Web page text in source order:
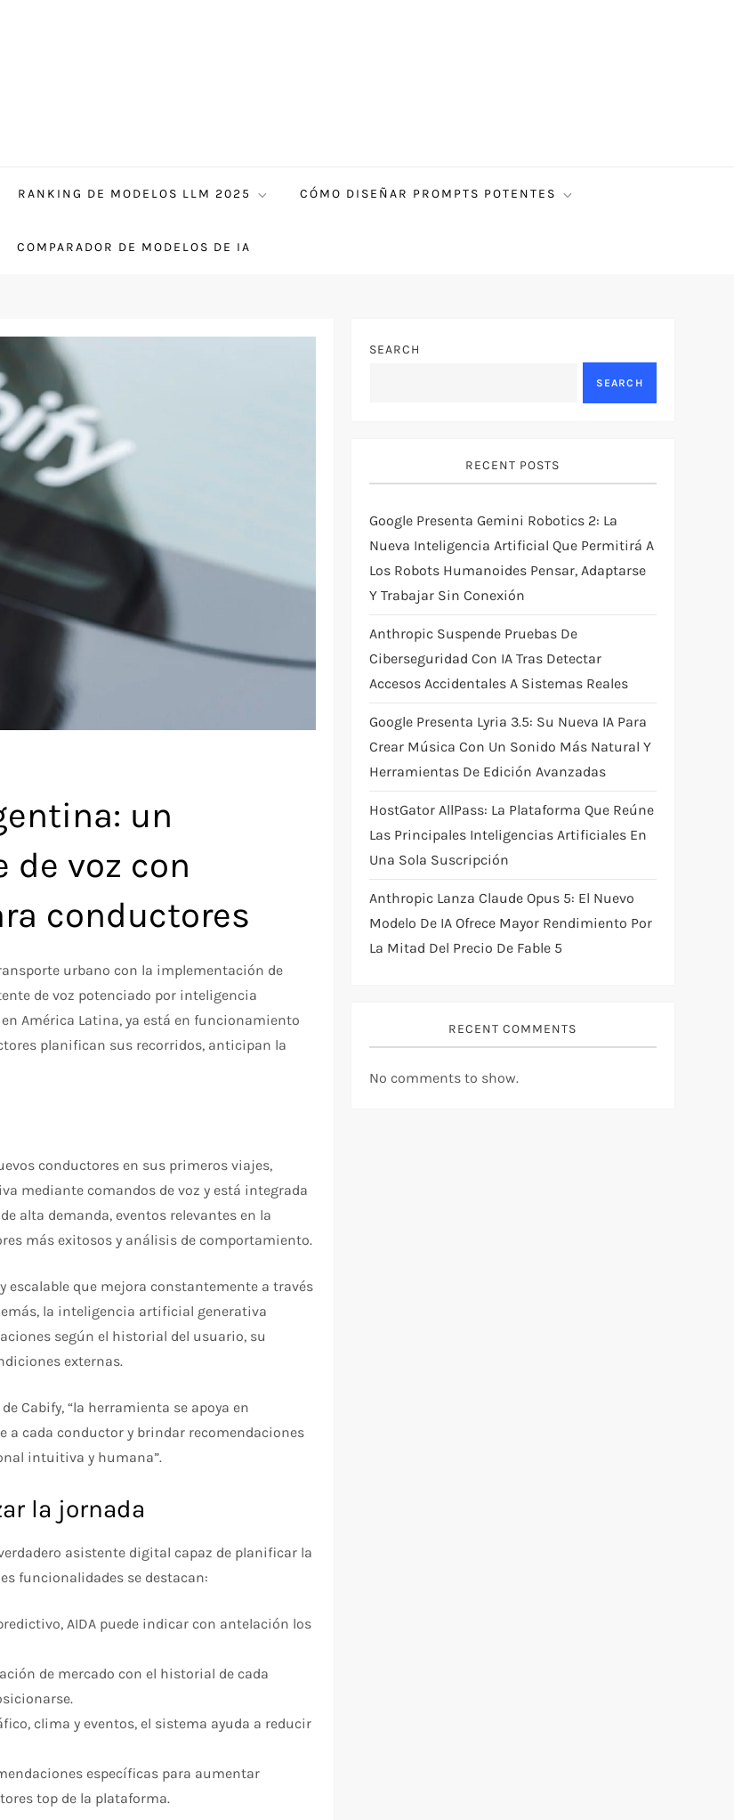
RANKING DE MODELOS LLM 2025 CÓMO DISEÑAR PROMPTS POTENTES
COMPARADOR DE MODELOS DE IA
un
voz con
conductores
urbano con la implementación de
de voz potenciado por inteligencia
América Latina, ya está en funcionamiento
planifican sus recorridos, anticipan la
conductores en sus primeros viajes,
mediante comandos de voz y está integrada
alta demanda, eventos relevantes en la
más exitosos y análisis de comportamiento.
escalable que mejora constantemente a través
la inteligencia artificial generativa
según el historial del usuario, su
externas.
Cabify, “la herramienta se apoya en
cada conductor y brindar recomendaciones
intuitiva y humana”.
la jornada
asistente digital capaz de planificar la
funcionalidades se destacan:
AIDA puede indicar con antelación los
de mercado con el historial de cada
clima y eventos, el sistema ayuda a reducir
específicas para aumentar
top de la plataforma.
SEARCH
SEARCH
RECENT POSTS
Google Presenta Gemini Robotics 2: La
Nueva Inteligencia Artificial Que Permitirá A
Los Robots Humanoides Pensar, Adaptarse
Y Trabajar Sin Conexión
Anthropic Suspende Pruebas De
Ciberseguridad Con IA Tras Detectar
Accesos Accidentales A Sistemas Reales
Google Presenta Lyria 3.5: Su Nueva IA Para
Crear Música Con Un Sonido Más Natural Y
Herramientas De Edición Avanzadas
HostGator AllPass: La Plataforma Que Reúne
Las Principales Inteligencias Artificiales En
Una Sola Suscripción
Anthropic Lanza Claude Opus 5: El Nuevo
Modelo De IA Ofrece Mayor Rendimiento Por
La Mitad Del Precio De Fable 5
RECENT COMMENTS
No comments to show.